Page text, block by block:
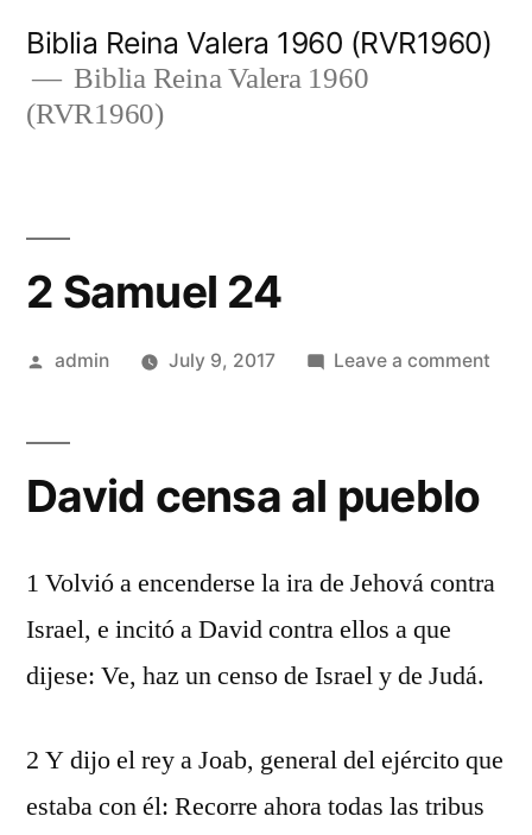
content
Biblia Reina Valera 1960 (RVR1960)
Biblia Reina Valera 1960
(RVR1960)
2 Samuel 24
Posted
admin July 9, 2017 Leave a comment
David censa al pueblo
1 Volvió a encenderse la ira de Jehová contra
Israel, e incitó a David contra ellos a que
dijese: Ve, haz un censo de Israel y de Judá.
2 Y dijo el rey a Joab, general del ejército que
estaba con él: Recorre ahora todas las tribus